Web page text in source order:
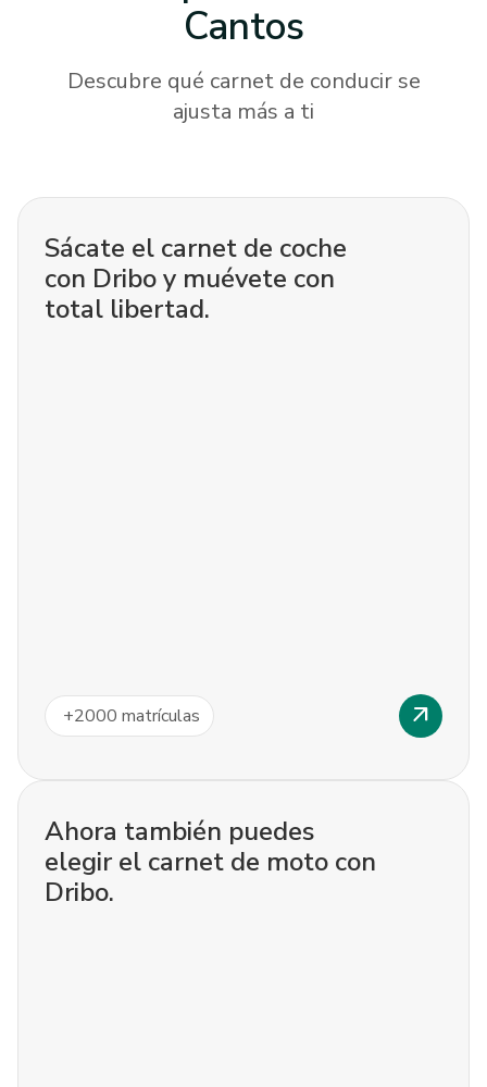
Cantos
Descubre qué carnet de conducir se
ajusta más a ti
Sácate el carnet de coche
con Dribo y muévete con
total libertad.
+2000 matrículas arrow_outward
Ahora también puedes
elegir el carnet de moto con
Dribo.